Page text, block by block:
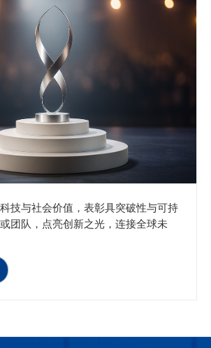
技与社会价值，表彰具突破性与可持
团队，点亮创新之光，连接全球未